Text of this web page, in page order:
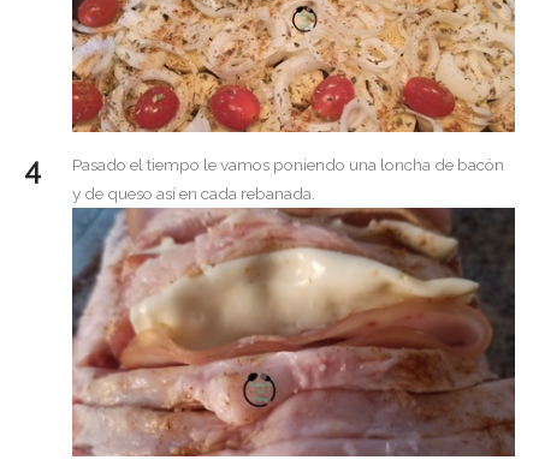
Pasado el tiempo le vamos poniendo una loncha de bacón
y de queso así en cada rebanada.